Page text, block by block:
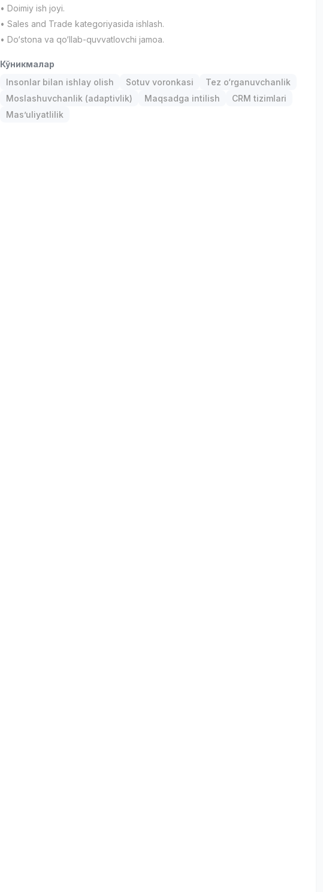
• Doimiy ish joyi.
• Sales and Trade kategoriyasida ishlash.
• Do‘stona va qo‘llab-quvvatlovchi jamoa.
Кўникмалар
Insonlar bilan ishlay olish
Sotuv voronkasi
Tez o‘rganuvchanlik
Moslashuvchanlik (adaptivlik)
Maqsadga intilish
CRM tizimlari
Mas’uliyatlilik